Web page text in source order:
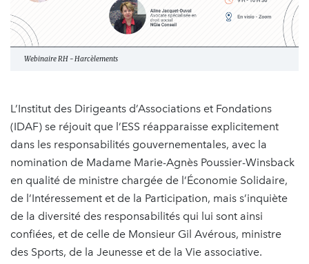
Webinaire RH - Harcèlements
L’Institut des Dirigeants d’Associations et Fondations
(IDAF) se réjouit que l’ESS réapparaisse explicitement
dans les responsabilités gouvernementales, avec la
nomination de Madame Marie-Agnès Poussier-Winsback
en qualité de ministre chargée de l’Économie Solidaire,
de l’Intéressement et de la Participation, mais s’inquiète
de la diversité des responsabilités qui lui sont ainsi
confiées, et de celle de Monsieur Gil Avérous, ministre
des Sports, de la Jeunesse et de la Vie associative.